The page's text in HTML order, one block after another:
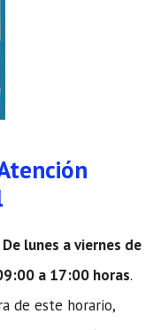
lunes a viernes de
a 17:00 horas.
de este horario,